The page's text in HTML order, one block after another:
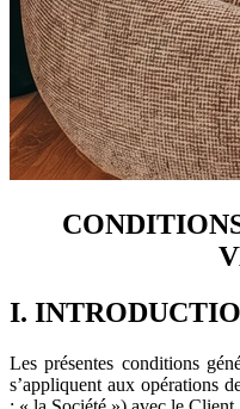
I.
Les présentes conditions
s’appliquent aux opérations